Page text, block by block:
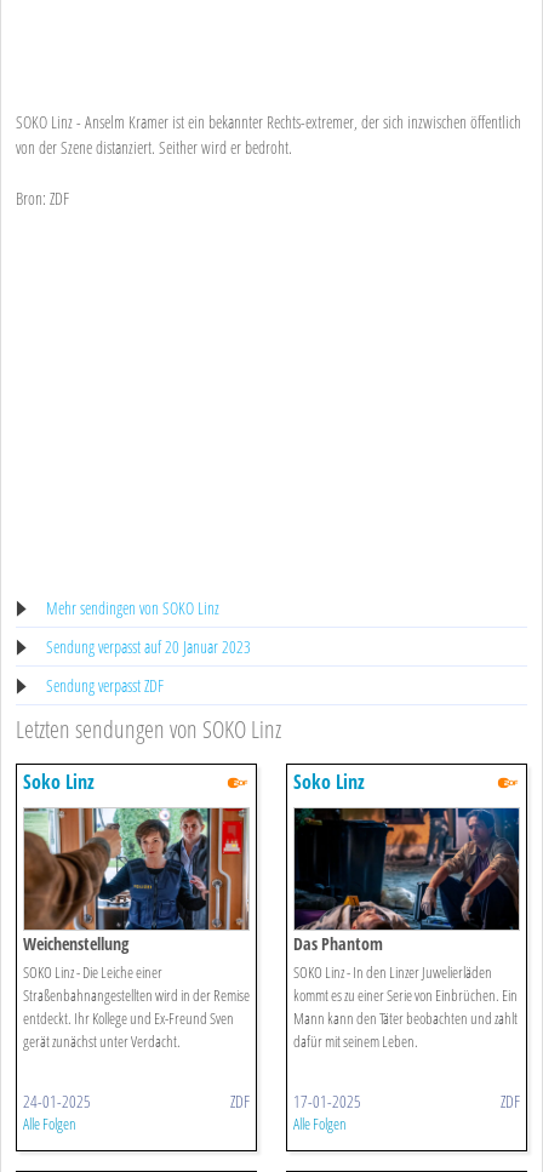
SOKO Linz - Anselm Kramer ist ein bekannter Rechts-extremer, der sich inzwischen öffentlich
von der Szene distanziert. Seither wird er bedroht.
Bron: ZDF
Mehr sendingen von SOKO Linz
Sendung verpasst auf 20 Januar 2023
Sendung verpasst ZDF
Letzten sendungen von SOKO Linz
Soko Linz
Weichenstellung
SOKO Linz - Die Leiche einer
Straßenbahnangestellten wird in der Remise
entdeckt. Ihr Kollege und Ex-Freund Sven
gerät zunächst unter Verdacht.
24-01-2025 ZDF
Alle Folgen
Soko Linz
Das Phantom
SOKO Linz - In den Linzer Juwelierläden
kommt es zu einer Serie von Einbrüchen. Ein
Mann kann den Täter beobachten und zahlt
dafür mit seinem Leben.
17-01-2025 ZDF
Alle Folgen